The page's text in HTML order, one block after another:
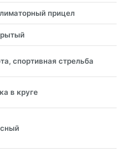
прицел
спортивная стрельба
в круге